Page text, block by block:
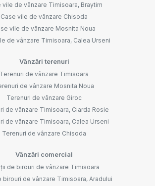
vile de vânzare Timisoara, Braytim
Case vile de vânzare Chisoda
vile de vânzare Mosnita Noua
de vânzare Timisoara, Calea Urseni
Vânzări terenuri
Terenuri de vânzare Timisoara
de vânzare Mosnita Noua
Terenuri de vânzare Giroc
de vânzare Timisoara, Ciarda Rosie
de vânzare Timisoara, Calea Urseni
Terenuri de vânzare Chisoda
Vânzări comercial
de birouri de vânzare Timisoara
birouri de vânzare Timisoara, Aradului